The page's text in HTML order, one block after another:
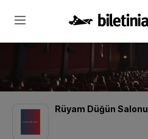
Rüyam Düğün Salonu